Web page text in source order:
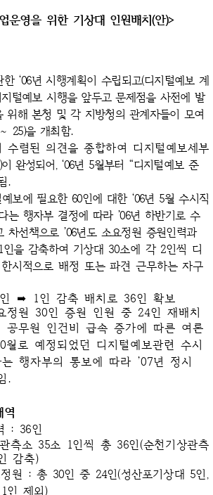
운영을 위한 기상대 인원배치(안)>
‘06년 시행계획이 수립되고(디지털예보 계
털예보 시행을 앞두고 문제점을 사전에 발
위해 본청 및 각 지방청의 관계자들이 모여
25)을 개최함.
수렴된 의견을 종합하여 디지털예보세부
완성되어, ‘06년 5월부터 “디지털예보 준
.
보에 필요한 60인에 대한 ‘06년 5월 수시직
는 행자부 결정에 따라 ’06년 하반기로 수
차선책으로 ’06년도 소요정원 증원인력과
을 감축하여 기상대 30소에 각 2인씩 디
시적으로 배정 또는 파견 근무하는 자구
➡ 1인 감축 배치로 36인 확보
원 30인 증원 인원 중 24인 재배치
공무원 인건비 급속 증가에 따른 여론
월로 예정되었던 디지털예보관련 수시
행자부의 통보에 따라 ’07년 정시
.
: 36인
소 35소 1인씩 총 36인(순천기상관측
감축)
정원 :총 30인중 24인(성산포기상대 5인,
인 제외)